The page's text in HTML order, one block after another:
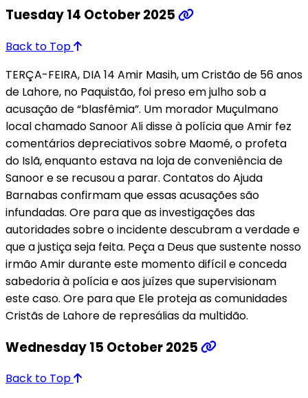
Tuesday 14 October 2025
Back to Top
TERÇA-FEIRA, DIA 14 Amir Masih, um Cristão de 56 anos
de Lahore, no Paquistão, foi preso em julho sob a
acusação de “blasfêmia”. Um morador Muçulmano
local chamado Sanoor Ali disse à polícia que Amir fez
comentários depreciativos sobre Maomé, o profeta
do Islã, enquanto estava na loja de conveniência de
Sanoor e se recusou a parar. Contatos do Ajuda
Barnabas confirmam que essas acusações são
infundadas. Ore para que as investigações das
autoridades sobre o incidente descubram a verdade e
que a justiça seja feita. Peça a Deus que sustente nosso
irmão Amir durante este momento difícil e conceda
sabedoria à polícia e aos juízes que supervisionam
este caso. Ore para que Ele proteja as comunidades
Cristãs de Lahore de represálias da multidão.
Wednesday 15 October 2025
Back to Top